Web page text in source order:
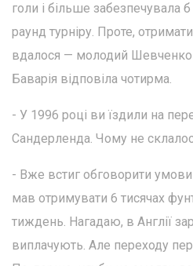
голи і більше забезпечувала
раунд турніру. Проте,
вдалося — молодий Шевченко
Баварія відповіла чотирма.
- У 1996 році ви їздили на
Сандерленда. Чому не
- Вже встиг обговорити умови
мав отримувати 6 тисячах
тиждень. Нагадаю, в Англії
виплачують. Але переходу